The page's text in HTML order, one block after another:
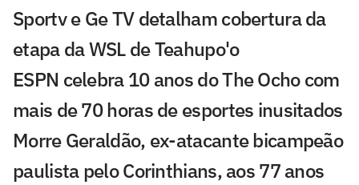
Sportv e Ge TV detalham cobertura da
etapa da WSL de Teahupo'o
ESPN celebra 10 anos do The Ocho com
mais de 70 horas de esportes inusitados
Morre Geraldão, ex-atacante bicampeão
paulista pelo Corinthians, aos 77 anos